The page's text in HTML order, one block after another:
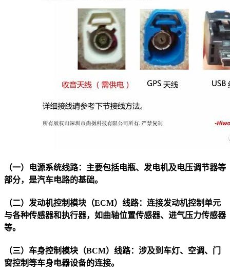
（一）电源系统线路：主要包括电瓶、发电机及电压调节器等
部分，是汽车电路的基础。
（二）发动机控制模块（ECM）线路：连接发动机控制单元
与各种传感器和执行器，如曲轴位置传感器、进气压力传感器
等。
（三）车身控制模块（BCM）线路：涉及到车灯、空调、门
窗控制等车身电器设备的连接。